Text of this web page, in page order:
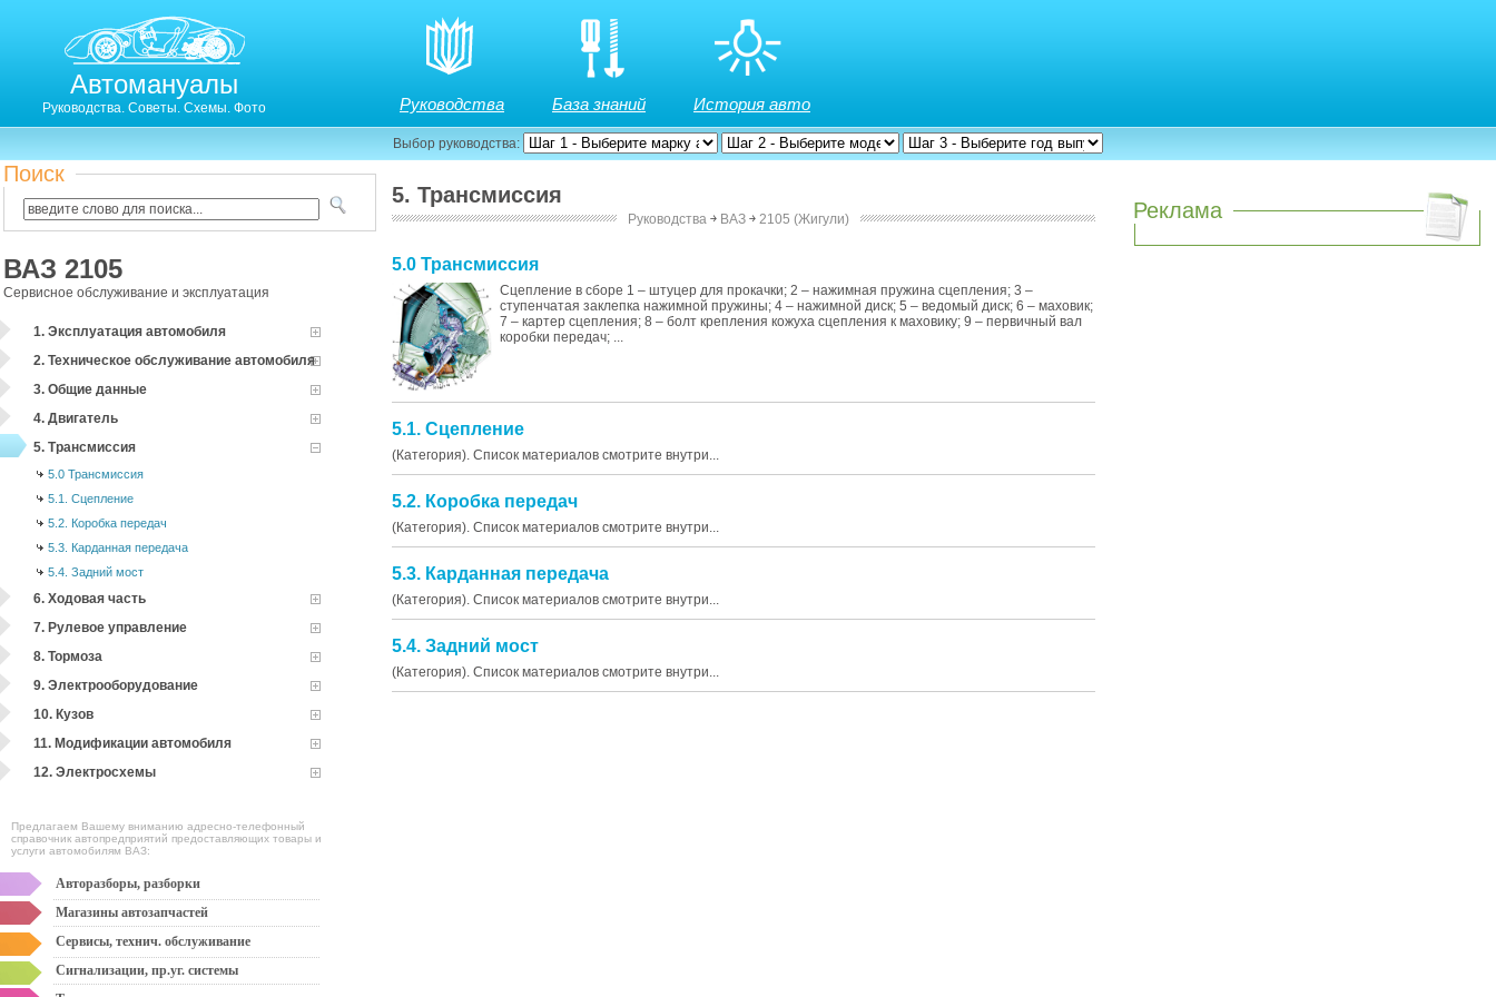
Автомануалы
Руководства. Советы. Схемы. Фото Руководства База знаний История авто
Выбор руководства:
Поиск
ВАЗ 2105
Сервисное обслуживание и эксплуатация
1. Эксплуатация автомобиля
2. Техническое обслуживание автомобиля
3. Общие данные
4. Двигатель
5. Трансмиссия
5.0 Трансмиссия
5.1. Сцепление
5.2. Коробка передач
5.3. Карданная передача
5.4. Задний мост
6. Ходовая часть
7. Рулевое управление
8. Тормоза
9. Электрооборудование
10. Кузов
11. Модификации автомобиля
12. Электросхемы
Предлагаем Вашему вниманию адресно-телефонный
справочник автопредприятий предоставляющих товары и
услуги автомобилям ВАЗ:
Авторазборы, разборки
Магазины автозапчастей
Сервисы, технич. обслуживание
Сигнализации, пр.уг. системы
5. Трансмиссия
Руководства ￫ ВАЗ ￫ 2105 (Жигули)
5.0 Трансмиссия
Сцепление в сборе 1 – штуцер для прокачки; 2 – нажимная пружина сцепления; 3 –
ступенчатая заклепка нажимной пружины; 4 – нажимной диск; 5 – ведомый диск; 6 – маховик;
7 – картер сцепления; 8 – болт крепления кожуха сцепления к маховику; 9 – первичный вал
коробки передач; ...
5.1. Сцепление
(Категория). Список материалов смотрите внутри...
5.2. Коробка передач
(Категория). Список материалов смотрите внутри...
5.3. Карданная передача
(Категория). Список материалов смотрите внутри...
5.4. Задний мост
(Категория). Список материалов смотрите внутри...
Реклама